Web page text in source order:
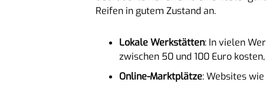
Reifen in gutem Zustand an.
Lokale Werkstätten: In vielen
zwischen 50 und 100 Euro
Online-Marktplätze: Websites